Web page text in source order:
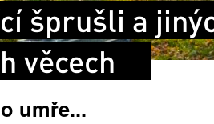
šprušli a
věcech
umře...